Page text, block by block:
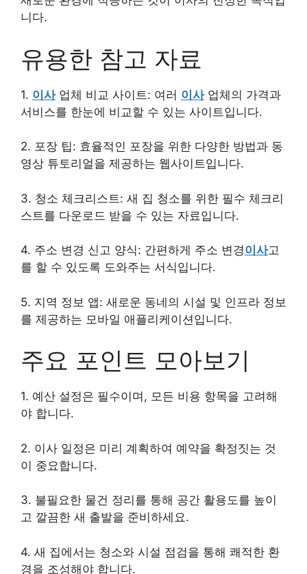
니다.
유용한 참고 자료
1. 이사업체 비교 사이트: 여러 이사업체의 가격과
서비스를 한눈에 비교할 수 있는 사이트입니다.
2. 포장 팁: 효율적인 포장을 위한 다양한 방법과 동
영상 튜토리얼을 제공하는 웹사이트입니다.
3. 청소 체크리스트: 새 집 청소를 위한 필수 체크리
스트를 다운로드 받을 수 있는 자료입니다.
4. 주소 변경 신고 양식: 간편하게 주소 변경이사고
를 할 수 있도록 도와주는 서식입니다.
5. 지역 정보 앱: 새로운 동네의 시설 및 인프라 정보
를 제공하는 모바일 애플리케이션입니다.
주요 포인트 모아보기
1. 예산 설정은 필수이며, 모든 비용 항목을 고려해
야 합니다.
2. 이사 일정은 미리 계획하여 예약을 확정짓는 것
이 중요합니다.
3. 불필요한 물건 정리를 통해 공간 활용도를 높이
고 깔끔한 새 출발을 준비하세요.
4. 새 집에서는 청소와 시설 점검을 통해 쾌적한 환
경을 조성해야 합니다.